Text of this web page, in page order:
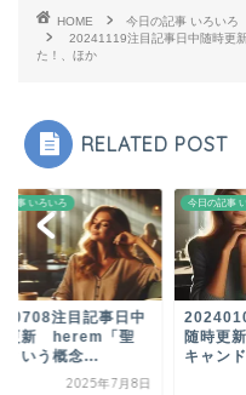
HOME
今日の記事 いろいろ
20241119注目記事日中随時更
た！、ほか
RELATED POST
記事 いろいろ
注目記事日中
更新 herem「聖
という概念...
2025年7月8日
今日の記事
随時更
キャン